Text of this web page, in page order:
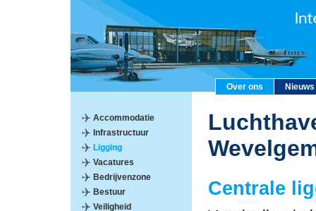
Over ons Nieuws
Accommodatie
Infrastructuur
Ligging
Vacatures
Bedrijvenzone
Bestuur
Veiligheid
Centrale